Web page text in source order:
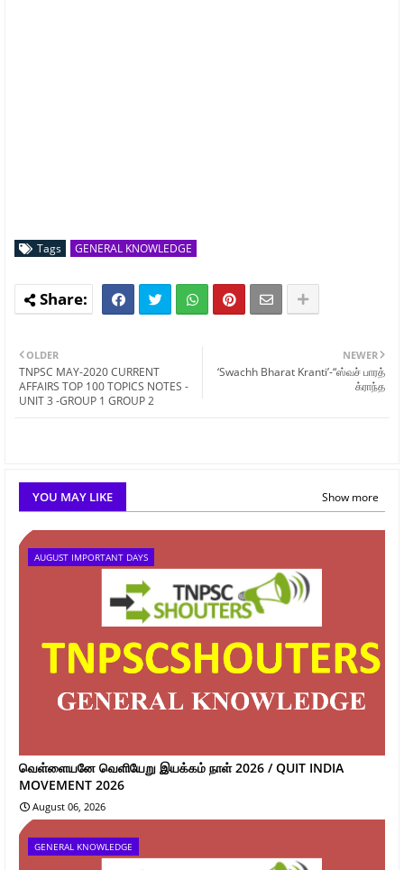
Tags GENERAL KNOWLEDGE
NEWER
‘Swachh Bharat Kranti’-“ஸ்வச் பாரத்
க்ராந்த
OLDER
TNPSC MAY-2020 CURRENT
AFFAIRS TOP 100 TOPICS NOTES -
UNIT 3 -GROUP 1 GROUP 2
YOU MAY LIKE Show more
AUGUST IMPORTANT DAYS
வெள்ளையனே வெளியேறு இயக்கம் நாள் 2026 / QUIT INDIA
MOVEMENT 2026
August 06, 2026
GENERAL KNOWLEDGE